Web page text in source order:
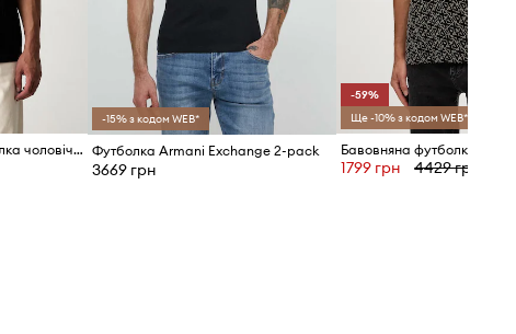
Armani Exchange футболка чоловіча бавовняна
-15% з кодом WEB*
Футболка Armani Exchange 2-pack
3669 грн
-59%
Ще -10% з кодом WEB*
1799 грн 4429 грн